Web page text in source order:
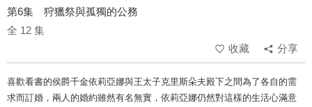
第6集 狩獵祭與孤獨的公務
全 12 集
收藏
分享
喜歡看書的侯爵千金依莉亞娜與王太子克里斯朵夫殿下之間為了各自的需
求而訂婚，兩人的婚約雖然有名無實，依莉亞娜仍然對這樣的生活心滿意